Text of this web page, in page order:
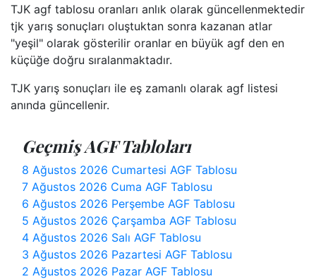
TJK agf tablosu oranları anlık olarak güncellenmektedir
tjk yarış sonuçları oluştuktan sonra kazanan atlar
"yeşil" olarak gösterilir oranlar en büyük agf den en
küçüğe doğru sıralanmaktadır.
TJK yarış sonuçları ile eş zamanlı olarak agf listesi
anında güncellenir.
Geçmiş AGF Tabloları
8 Ağustos 2026 Cumartesi AGF Tablosu
7 Ağustos 2026 Cuma AGF Tablosu
6 Ağustos 2026 Perşembe AGF Tablosu
5 Ağustos 2026 Çarşamba AGF Tablosu
4 Ağustos 2026 Salı AGF Tablosu
3 Ağustos 2026 Pazartesi AGF Tablosu
2 Ağustos 2026 Pazar AGF Tablosu